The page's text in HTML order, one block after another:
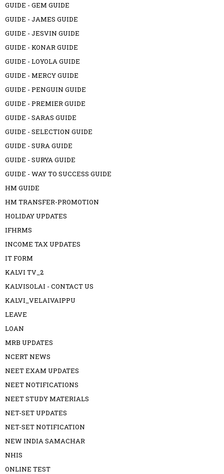
GUIDE - GEM GUIDE
GUIDE - JAMES GUIDE
GUIDE - JESVIN GUIDE
GUIDE - KONAR GUIDE
GUIDE - LOYOLA GUIDE
GUIDE - MERCY GUIDE
GUIDE - PENGUIN GUIDE
GUIDE - PREMIER GUIDE
GUIDE - SARAS GUIDE
GUIDE - SELECTION GUIDE
GUIDE - SURA GUIDE
GUIDE - SURYA GUIDE
GUIDE - WAY TO SUCCESS GUIDE
HM GUIDE
HM TRANSFER-PROMOTION
HOLIDAY UPDATES
IFHRMS
INCOME TAX UPDATES
IT FORM
KALVI TV_2
KALVISOLAI - CONTACT US
KALVI_VELAIVAIPPU
LEAVE
LOAN
MRB UPDATES
NCERT NEWS
NEET EXAM UPDATES
NEET NOTIFICATIONS
NEET STUDY MATERIALS
NET-SET UPDATES
NET-SET NOTIFICATION
NEW INDIA SAMACHAR
NHIS
ONLINE TEST